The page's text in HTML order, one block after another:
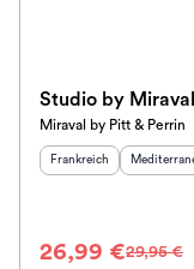
Studio by
Miraval by Pitt & Perrin
Herkunftsland
Frankreich
26,99 €29,95 €